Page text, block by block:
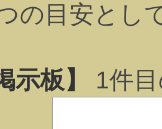
の目安とし
示板】 1件